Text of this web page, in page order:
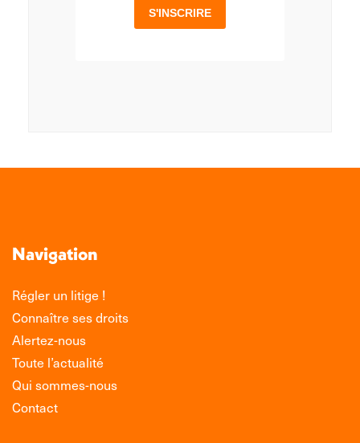
Navigation
Régler un litige !
Connaître ses droits
Alertez-nous
Toute l’actualité
Qui sommes-nous
Contact